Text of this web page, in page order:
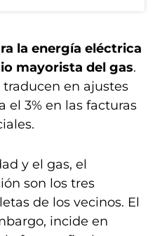
la energía eléctrica
mayorista del gas.
traducen en ajustes
el 3% en las facturas
y el gas, el
son los tres
de los vecinos. El
incide en